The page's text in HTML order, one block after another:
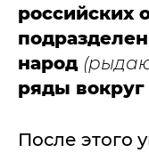
российских
народ
ряды
После этого